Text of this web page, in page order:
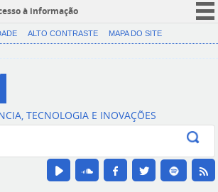
à informação
CORONAVÍRUS (COVID-19)
Canais
ALTO CONTRASTE MAPA DO SITE
TECNOLOGIA E INOVAÇÕES